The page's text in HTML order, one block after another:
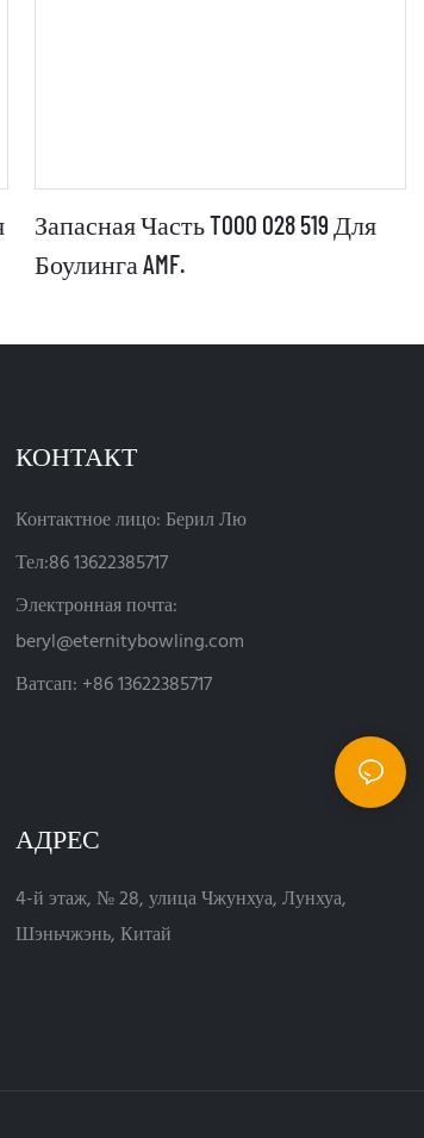
Запасная Часть T000 028 519 Для
Боулинга AMF.
КОНТАКТ
Контактное лицо: Берил Лю
Тел:86 13622385717
Электронная почта:
beryl@eternitybowling.com
Ватсап: +86 13622385717
АДРЕС
4-й этаж, № 28, улица Чжунхуа, Лунхуа,
Шэньчжэнь, Китай